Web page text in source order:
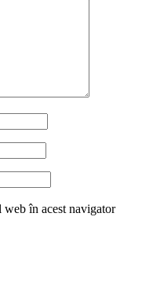
web în acest navigator